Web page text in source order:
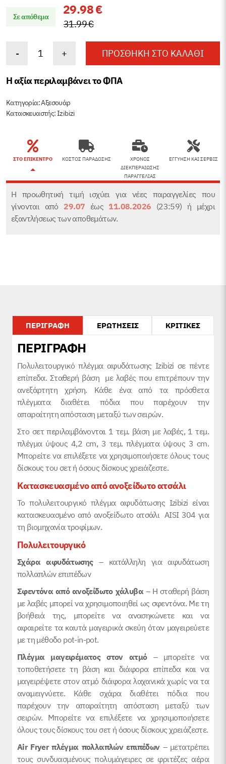
Σε απόθεμα
31.99€
Original
price
was:
31.99 €.
29.98€
Η
τρέχουσα
είναι:
29.98 €.
-
Πολυλειτουργικό
αφυδάτωσης
ποσότητα
+ ΠΡΟΣΘΉΚΗ ΣΤΟ ΚΑΛΆΘΙ
Η αξία περιλαμβάνει το ΦΠΑ
Κατηγορία:Αξεσουάρ
Κατασκευαστής: Izibizi
ΣΤΟ ΕΠΙΚΕΝΤΡΟ ΚΟΣΤΟΣ ΠΑΡΑΔΟΣΗΣ
ΧΡΟΝΟΣ
ΔΙΕΚΠΕΡΑΙΩΣΗΣ
ΠΑΡΑΓΓΕΛΙΑΣ
ΕΓΓΥΗΣΗ ΚΑΙ ΣΕΡΒΙΣ
Η προωθητική τιμή ισχύει για νέες παραγγελίες που
γίνονται από 29.07 έως 11.08.2026 (23:59) ή μέχρι
εξαντλήσεως των αποθεμάτων.
ΠΕΡΙΓΡΑΦΗ ΕΡΩΤΗΣΕΙΣ ΚΡΙΤΙΚΕΣ
ΠΕΡΙΓΡΑΦΗ
Πολυλειτουργικό πλέγμα αφυδάτωσης Izibizi σε πέντε
επίπεδα. Σταθερή βάση με λαβές που επιτρέπουν την
ανεξάρτητη χρήση. Κάθε ένα από τα πρόσθετα
πλέγματα διαθέτει πόδια που παρέχουν την
απαραίτητη απόσταση μεταξύ των σειρών.
Στο σετ περιλαμβάνονται 1 τεμ. βάση με λαβές, 1 τεμ.
πλέγμα ύψους 4,2 cm, 3 τεμ. πλέγματα ύψους 3 cm.
Μπορείτε να επιλέξετε να χρησιμοποιήσετε όλους τους
δίσκους του σετ ή όσους δίσκους χρειάζεστε.
Κατασκευασμένο από ανοξείδωτο ατσάλι
То πολυλειτουργικό πλέγμα αφυδάτωσης Izibizi είναι
κατασκευασμένο από ανοξείδωτο ατσάλι AISI 304 για
τη βιομηχανία τροφίμων.
Πολυλειτουργικό
Σχάρα αφυδάτωσης– κατάλληλη για αφυδάτωση
πολλαπλών επιπέδων
Σφεντόνα από ανοξείδωτο χάλυβα– Η σταθερή βάση
με λαβές μπορεί να χρησιμοποιηθεί ως σφεντόνα. Με τη
βοήθειά της, μπορείτε να ανασηκώνετε και να
αφαιρείτε τα καυτά μαγειρικά σκεύη όταν μαγειρεύετε
με τη μέθοδο pot-in-pot.
Πλέγμα μαγειρέματος στον ατμό– μπορείτε να
τοποθετήσετε τη βάση και διάφορα επίπεδα και να
μαγειρέψετε στον ατμό διάφορα λαχανικά χωρίς να τα
αναμειγνύετε. Κάθε σχάρα διαθέτει πόδια που
παρέχουν την απαραίτητη απόσταση μεταξύ των
σειρών. Μπορείτε να επιλέξετε να χρησιμοποιήσετε
όλους τους δίσκους του σετ ή όσους δίσκους χρειάζεστε.
Air Fryer πλέγμα πολλαπλών επιπέδων– μετατρέπει
τους συνδυασμένους πολυμάγειρες σε φριτέζες αέρα